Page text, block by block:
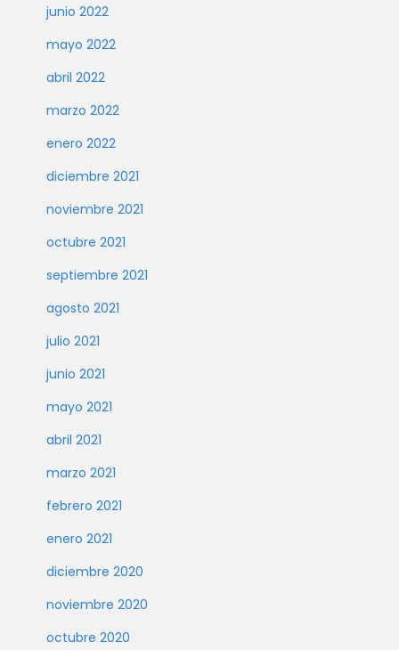
junio 2022
mayo 2022
abril 2022
marzo 2022
enero 2022
diciembre 2021
noviembre 2021
octubre 2021
septiembre 2021
agosto 2021
julio 2021
junio 2021
mayo 2021
abril 2021
marzo 2021
febrero 2021
enero 2021
diciembre 2020
noviembre 2020
octubre 2020